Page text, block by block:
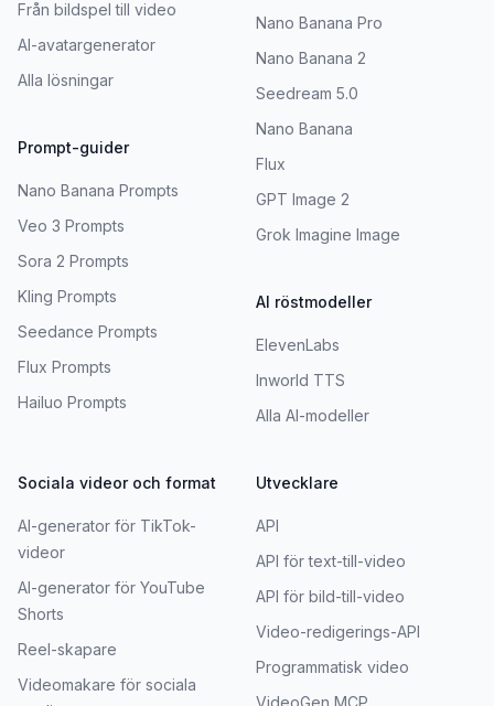
Från bildspel till video
AI-avatargenerator
Alla lösningar
Prompt-guider
Nano Banana Prompts
Veo 3 Prompts
Sora 2 Prompts
Kling Prompts
Seedance Prompts
Flux Prompts
Hailuo Prompts
Nano Banana Pro
Nano Banana 2
Seedream 5.0
Nano Banana
Flux
GPT Image 2
Grok Imagine Image
AI röstmodeller
ElevenLabs
Inworld TTS
Alla AI-modeller
Sociala videor och format
AI-generator för TikTok-
videor
AI-generator för YouTube
Shorts
Reel-skapare
Videomakare för sociala
Utvecklare
API
API för text-till-video
API för bild-till-video
Video-redigerings-API
Programmatisk video
VideoGen MCP